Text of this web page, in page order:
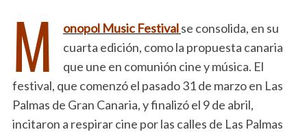
M onopol Music Festivalse consolida, en su
cuarta edición, como la propuesta canaria
que une en comunión cine y música. El
festival, que comenzó el pasado 31 de marzo en Las
Palmas de Gran Canaria, y finalizó el 9 de abril,
incitaron a respirar cine por las calles de Las Palmas